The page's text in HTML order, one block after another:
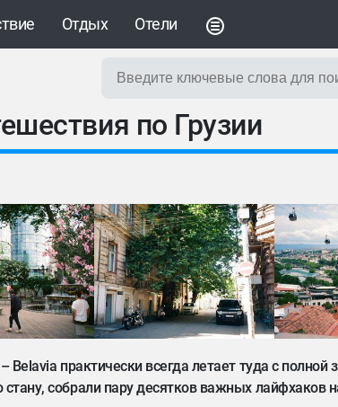
Отдых Отели
по Грузии
Belavia практически всегда летает туда с полной
стану, собрали пару десятков важных лайфхаков